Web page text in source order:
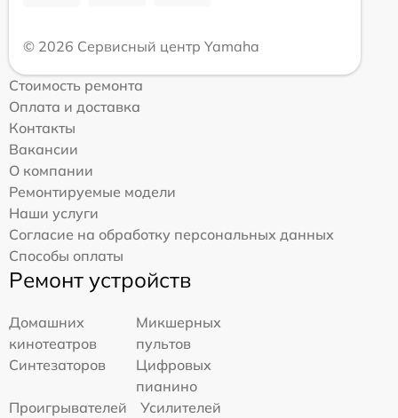
© 2026 Сервисный центр Yamaha
Стоимость ремонта
Оплата и доставка
Контакты
Вакансии
О компании
Ремонтируемые модели
Наши услуги
Согласие на обработку персональных данных
Способы оплаты
Ремонт устройств
Домашних
кинотеатров
Микшерных
пультов
Синтезаторов
Цифровых
пианино
Проигрывателей
Усилителей